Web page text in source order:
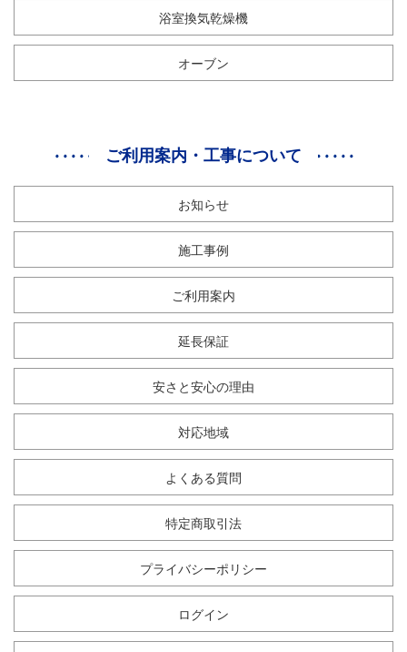
浴室換気乾燥機
オーブン
ご利用案内・工事について
お知らせ
施工事例
ご利用案内
延長保証
安さと安心の理由
対応地域
よくある質問
特定商取引法
プライバシーポリシー
ログイン